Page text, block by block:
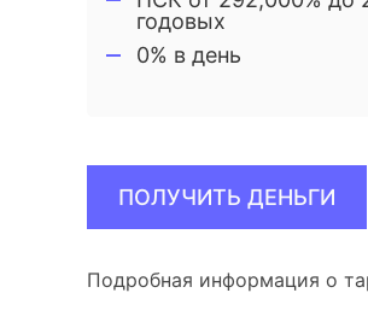
годовых
0% в день
ПОЛУЧИТЬ ДЕНЬГИ
Подробная информация о